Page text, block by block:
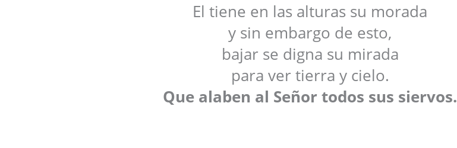
El tiene en las alturas su morada
y sin embargo de esto,
bajar se digna su mirada
para ver tierra y cielo.
Que alaben al Señor todos sus siervos.